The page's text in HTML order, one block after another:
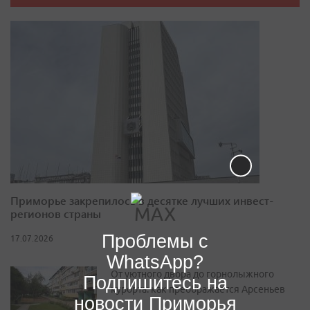
Приморье закрепилось в десятке лучших инвест-
регионов страны
17.07.2026
От уютного двора до горнолыжного
курорта: как преображается Арсеньев
Проблемы с
WhatsApp?
Подпишитесь на
новости Приморья